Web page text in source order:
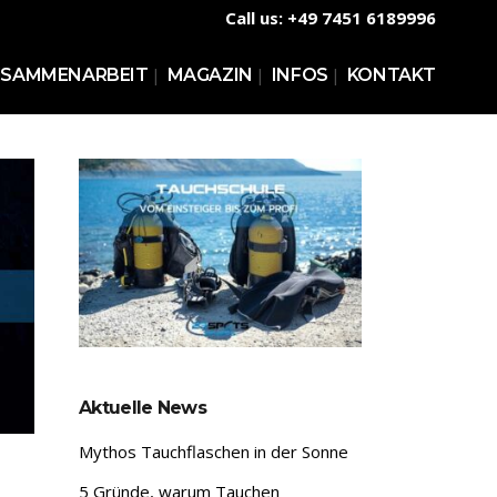
Call us: +49 7451 6189996
KURSE TAUCHEN
WARENKORB
KASSE
MEIN BENUTZERKONTO
VERSANDARTEN
WIDERRUFSBELEHRUNG
MAGAZIN INFOS KONTAKT
Aktuelle News
Mythos Tauchflaschen in der Sonne
5 Gründe, warum Tauchen